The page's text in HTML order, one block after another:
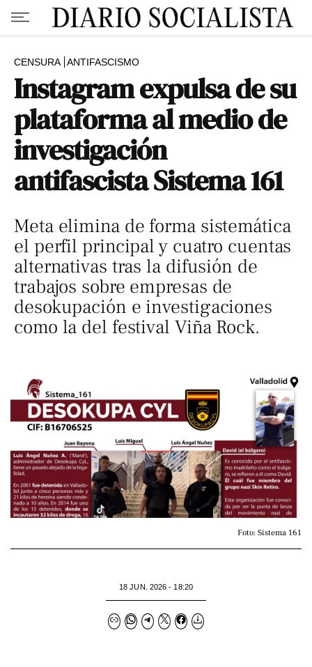
CENSURA ANTIFASCISMO
Instagram expulsa de su
plataforma al medio de
investigación
antifascista Sistema 161
Meta elimina de forma sistemática
el perfil principal y cuatro cuentas
alternativas tras la difusión de
trabajos sobre empresas de
desokupación e investigaciones
como la del festival Viña Rock.
Foto: Sistema 161
18 JUN. 2026 - 18:20